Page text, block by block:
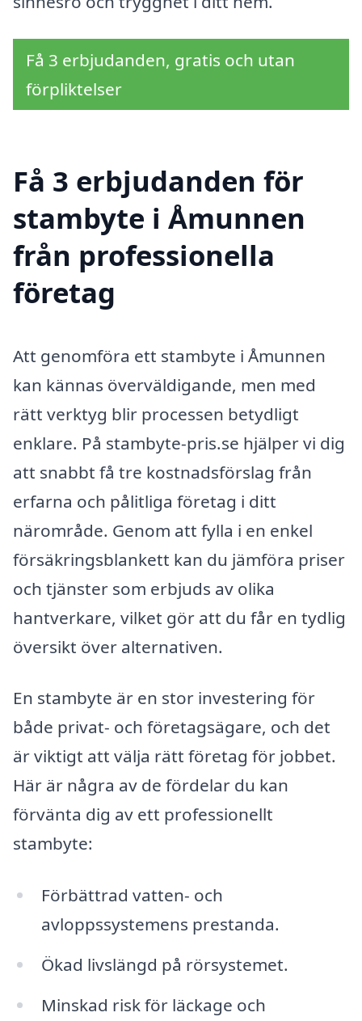
Få 3 erbjudanden, gratis och utan
förpliktelser
Få 3 erbjudanden för
stambyte i Åmunnen
från professionella
företag
Att genomföra ett stambyte i Åmunnen
kan kännas överväldigande, men med
rätt verktyg blir processen betydligt
enklare. På stambyte-pris.se hjälper vi dig
att snabbt få tre kostnadsförslag från
erfarna och pålitliga företag i ditt
närområde. Genom att fylla i en enkel
försäkringsblankett kan du jämföra priser
och tjänster som erbjuds av olika
hantverkare, vilket gör att du får en tydlig
översikt över alternativen.
En stambyte är en stor investering för
både privat- och företagsägare, och det
är viktigt att välja rätt företag för jobbet.
Här är några av de fördelar du kan
förvänta dig av ett professionellt
stambyte:
Förbättrad vatten- och
avloppssystemens prestanda.
Ökad livslängd på rörsystemet.
Minskad risk för läckage och